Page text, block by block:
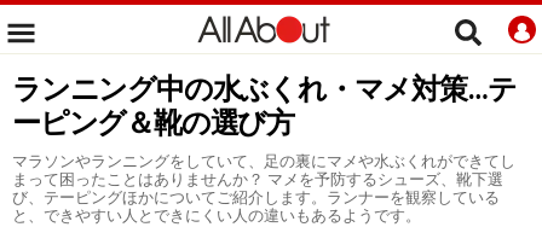
ランニング中の水ぶくれ・マメ対策…テ
ーピング＆靴の選び方
マラソンやランニングをしていて、足の裏にマメや水ぶくれができてし
まって困ったことはありませんか？ マメを予防するシューズ、靴下選
び、テーピングほかについてご紹介します。ランナーを観察している
と、できやすい人とできにくい人の違いもあるようです。